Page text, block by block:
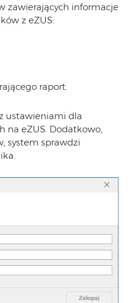
zawierających informacje
z eZUS:
raport.
ustawieniami dla
na eZUS. Dodatkowo,
system sprawdzi